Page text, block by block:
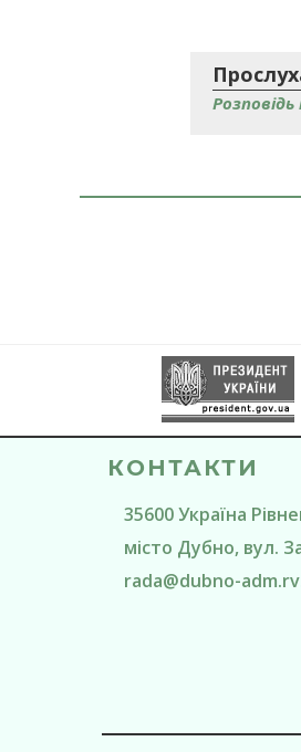
КОНТАКТИ
35600Україна
місто Дубно, вул.
rada@dubno-